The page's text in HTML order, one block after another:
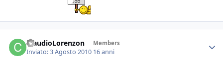
ClaudioLorenzon Members
Inviato:3 Agosto 2010 16 anni